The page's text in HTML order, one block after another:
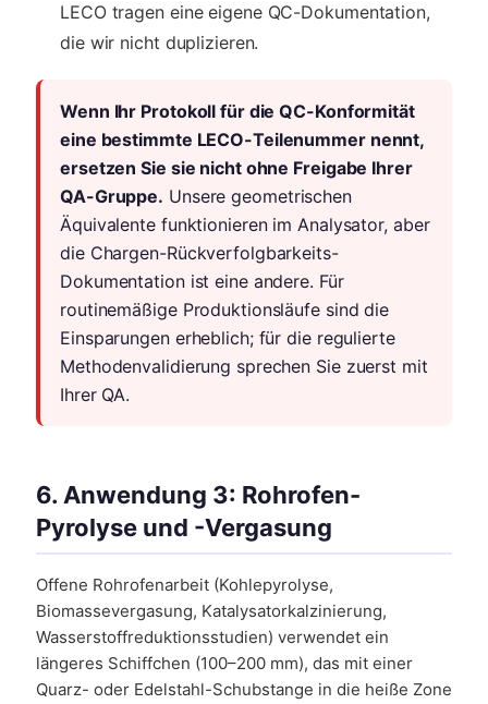
LECO tragen eine eigene QC-Dokumentation,
die wir nicht duplizieren.
Wenn Ihr Protokoll für die QC-Konformität
eine bestimmte LECO-Teilenummer nennt,
ersetzen Sie sie nicht ohne Freigabe Ihrer
QA-Gruppe. Unsere geometrischen
Äquivalente funktionieren im Analysator, aber
die Chargen-Rückverfolgbarkeits-
Dokumentation ist eine andere. Für
routinemäßige Produktionsläufe sind die
Einsparungen erheblich; für die regulierte
Methodenvalidierung sprechen Sie zuerst mit
Ihrer QA.
6. Anwendung 3: Rohrofen-
Pyrolyse und -Vergasung
Offene Rohrofenarbeit (Kohlepyrolyse,
Biomassevergasung, Katalysatorkalzinierung,
Wasserstoffreduktionsstudien) verwendet ein
längeres Schiffchen (100–200 mm), das mit einer
Quarz- oder Edelstahl-Schubstange in die heiße Zone